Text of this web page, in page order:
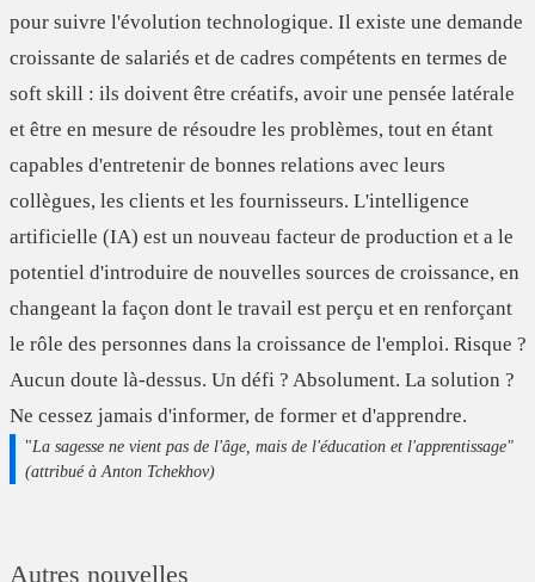
pour suivre l'évolution technologique. Il existe une demande
croissante de salariés et de cadres compétents en termes de
soft skill: ils doivent être créatifs, avoir une pensée latérale
et être en mesure de résoudre les problèmes, tout en étant
capables d'entretenir de bonnes relations avec leurs
collègues, les clients et les fournisseurs. L'intelligence
artificielle (IA) est un nouveau facteur de production et a le
potentiel d'introduire de nouvelles sources de croissance, en
changeant la façon dont le travail est perçu et en renforçant
le rôle des personnes dans la croissance de l'emploi. Risque ?
Aucun doute là-dessus. Un défi ? Absolument. La solution ?
Ne cessez jamais d'informer, de former et d'apprendre.
"La sagesse ne vient pas de l'âge, mais de l'éducation et l'apprentissage"
(attribué à Anton Tchekhov)
Autres nouvelles